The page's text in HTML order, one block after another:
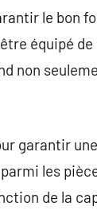
le bon
équipé
non
garantir
les
de la